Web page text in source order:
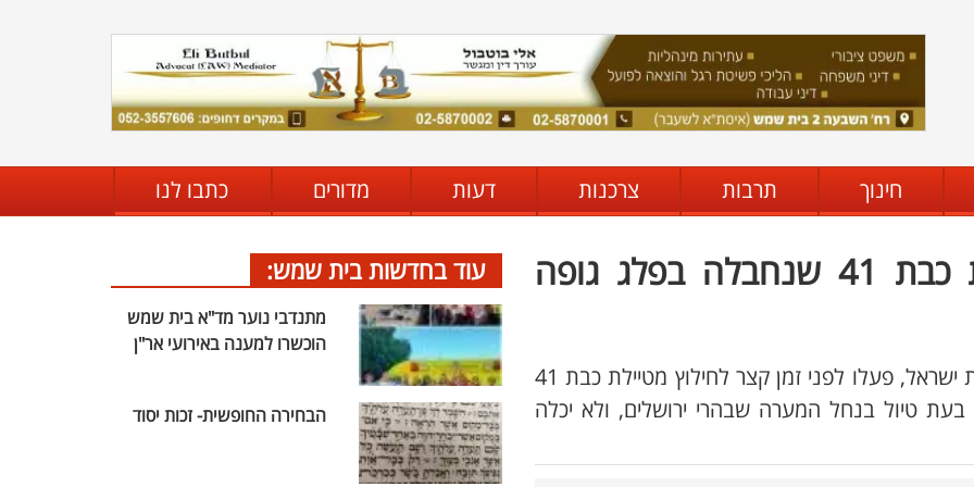
חינוך תרבות צרכנות דעות מדורים כתבו לנו
חילוץ באמצע טיול: מטיילת כבת 41 שנחבלה בפלג גופה
מתנדבי יחידת החילוץ עציון-יהודה של משטרת ישראל, פעלו לפני זמן קצר לחילוץ מטיילת כבת 41
טיול בנחל המערה שבהרי ירושלים, ולא יכלה
עוד בחדשות בית שמש:
מתנדבי נוער מד"א בית שמש
הוכשרו למענה באירועי אר"ן
הבחירה החופשית- זכות יסוד